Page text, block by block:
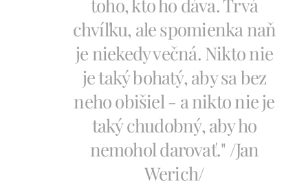
toho, kto ho dáva. Trvá
chvíľku, ale spomienka naň
je niekedy večná. Nikto nie
je taký bohatý, aby sa bez
neho obišiel - a nikto nie je
taký chudobný, aby ho
nemohol darovať." /Jan
Werich/